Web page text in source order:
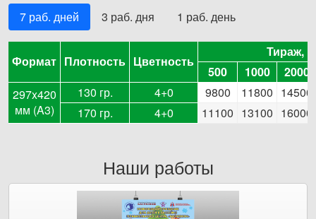
7 раб. дней
3 раб. дня 1 раб. день
Формат Плотность Цветность
Тираж,
500
1000
2000
297x420
мм (A3)
130 гр. 4+0 9800 11800 14500
170 гр.
4+0 11100 13100 16000
Формат Плотность Цветность
Тираж,
500
1000 2000
Наши работы